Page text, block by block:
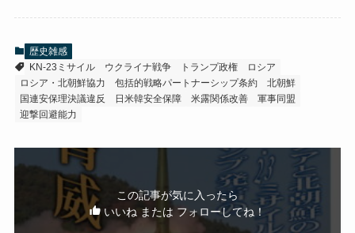
歴史雑感
KN-23ミサイル
ウクライナ戦争 トランプ政権
ロシア
ロシア・北朝鮮協力
包括的戦略パートナーシップ条約
北朝鮮
国連安保理決議違反
日米韓安全保障 米露関係改善
軍事同盟
迎撃回避能力
この記事が気に入ったら
いいね または フォローしてね！